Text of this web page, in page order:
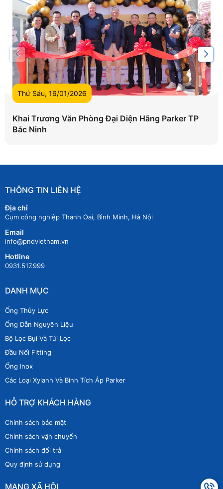
Thứ Sáu, 16/01/2026
Khai Trương Văn Phòng Đại Diện Hãng Parker TP
Bắc Ninh
THÔNG TIN LIÊN HỆ
Địa chỉ
Cụm công nghiệp Thanh Oai, Bình Minh, Hà Nội
Email
info@pndvietnam.vn
Hotline
0931.517.999
DANH MỤC
Ống Thủy Lực
Ống Dẫn Nguyên Liệu
Bộ Lọc Bụi Và Túi Lọc
Đầu Nối Fitting
Ống Inox
Các Loại Xylanh Và Bình Tích Áp Parker
HỖ TRỢ KHÁCH HÀNG
Chính sách bảo mật
Chính sách vận chuyển
Chính sách đổi trả
Quy định sử dụng
MẠNG XÃ HỘI